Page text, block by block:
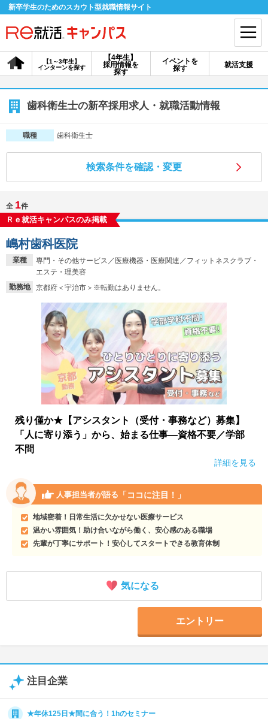
新卒学生のためのスカウト型就職情報サイト
【4年生】
採用情報を
探す
【1～3年生】
インターンを探す
イベントを
探す
就活支援
会員登録 ログイン
会員ID・パスワードを忘れた方はこちら
探す
【4年生】
【1～3年生】
イベントを探す スカウト お知らせ
就活ノウハウ・サポート
就活支援
就活ノウハウが満載！
適職診断
あなたに合う仕事を診断！
就活チャンネル
動画で対策講座をチェック
就活ニュースペーパー
就活時事ニュースを更新
よくある質問
不明点があればこちら
歯科衛生士の新卒採用求人・就職活動情報
職種 歯科衛生士
検索条件を確認・変更
全 1件
Ｒｅ就活キャンパスのみ掲載
業種
専門・その他サービス／医療機器・医療関連／フィットネスクラブ・
エステ・理美容
勤務地
京都府＜宇治市＞※転勤はありません。
嶋村歯科医院
残り僅か★【アシスタント（受付・事務など）募集】
「人に寄り添う」から、始まる仕事―資格不要／学部
不問
詳細を見る
人事担当者が語る 「ココに注目！」
地域密着！日常生活に欠かせない医療サービス
温かい雰囲気！助け合いながら働く、安心感のある職場
先輩が丁寧にサポート！安心してスタートできる教育体制
気になる
エントリー
注目企業
★年休125日★間に合う！1hのセミナー